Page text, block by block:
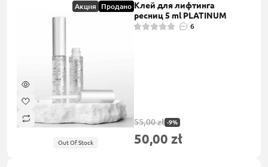
Акция Продано
Out Of Stock
Клей для лифтинга
ресниц 5 ml PLATINUM
6
55,00 zł -9%
50,00 zł